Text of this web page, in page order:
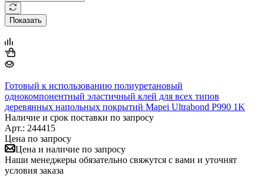
Показать
Готовый к использованию полиуретановый
однокомпонентный эластичный клей для всех типов
деревянных напольных покрытий Mapei Ultrabond P990 1K
Наличие и срок поставки по запросу
Арт.: 244415
Цена по запросу
Цена и наличие по запросу
Наши менеджеры обязательно свяжутся с вами и уточнят
условия заказа